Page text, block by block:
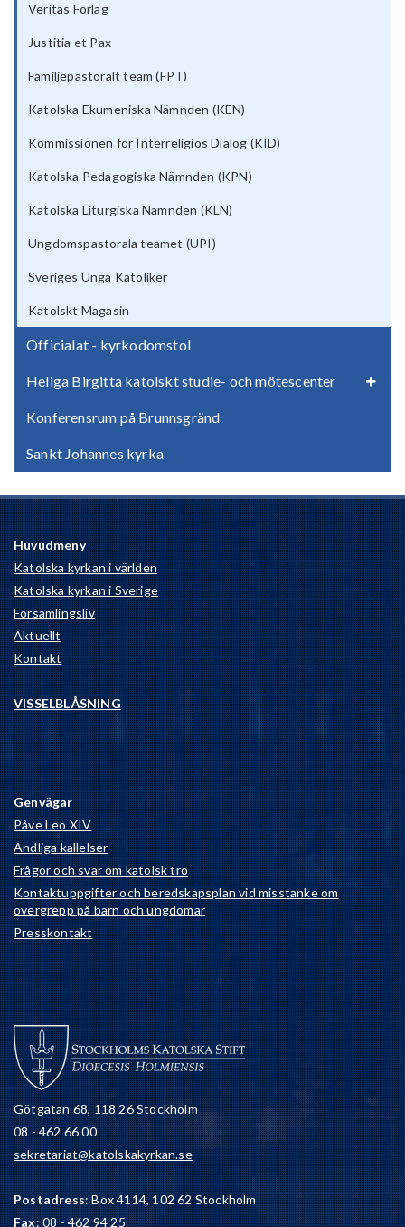
Veritas Förlag
Justitia et Pax
Familjepastoralt team (FPT)
Katolska Ekumeniska Nämnden (KEN)
Kommissionen för Interreligiös Dialog (KID)
Katolska Pedagogiska Nämnden (KPN)
Katolska Liturgiska Nämnden (KLN)
Ungdomspastorala teamet (UPI)
Sveriges Unga Katoliker
Katolskt Magasin
Officialat - kyrkodomstol
Heliga Birgitta katolskt studie- och mötescenter
Konferensrum på Brunnsgränd
Sankt Johannes kyrka
Huvudmeny
Katolska kyrkan i världen
Katolska kyrkan i Sverige
Församlingsliv
Aktuellt
Kontakt
VISSELBLÅSNING
Genvägar
Påve Leo XIV
Andliga kallelser
Frågor och svar om katolsk tro
Kontaktuppgifter och beredskapsplan vid misstanke om
övergrepp på barn och ungdomar
Presskontakt
Götgatan 68, 118 26 Stockholm
08 - 462 66 00
sekretariat@katolskakyrkan.se
Postadress: Box 4114, 102 62 Stockholm
Fax: 08 - 462 94 25